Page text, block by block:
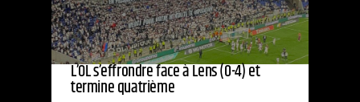
L’OL s’effrondre face à Lens (0-4) et
termine quatrième